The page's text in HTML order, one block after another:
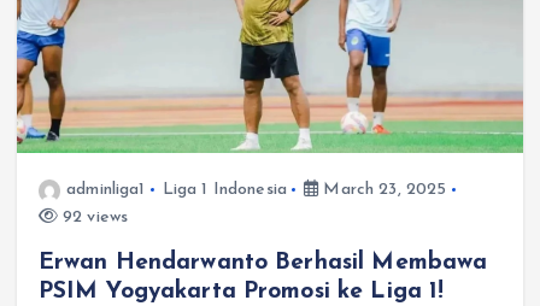
adminliga1 Liga 1 Indonesia
March 23, 2025
92 views
Erwan Hendarwanto Berhasil Membawa
PSIM Yogyakarta Promosi ke Liga 1!